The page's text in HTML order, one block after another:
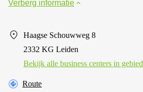
Verberg informatie
Haagse Schouwweg 8
2332 KG Leiden
Bekijk alle business centers in gebied
Route